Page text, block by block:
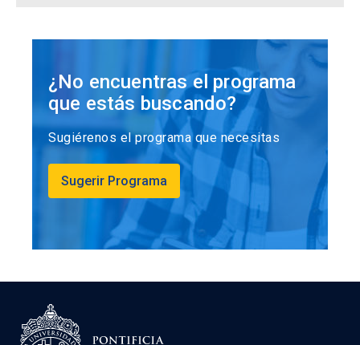
¿No encuentras el programa
que estás buscando?
Sugiérenos el programa que necesitas
Sugerir Programa